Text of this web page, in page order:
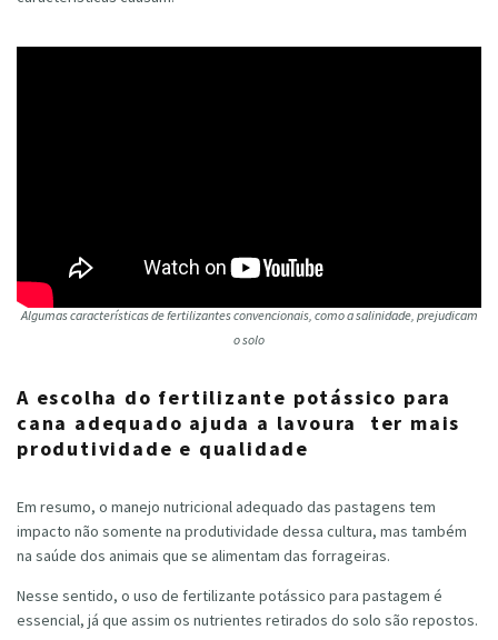
Algumas características de fertilizantes convencionais, como a salinidade, prejudicam
o solo
A escolha do fertilizante potássico para
cana adequado ajuda a lavoura ter mais
produtividade e qualidade
Em resumo, o manejo nutricional adequado das pastagens tem
impacto não somente na produtividade dessa cultura, mas também
na saúde dos animais que se alimentam das forrageiras.
Nesse sentido, o uso de fertilizante potássico para pastagem é
essencial, já que assim os nutrientes retirados do solo são repostos.